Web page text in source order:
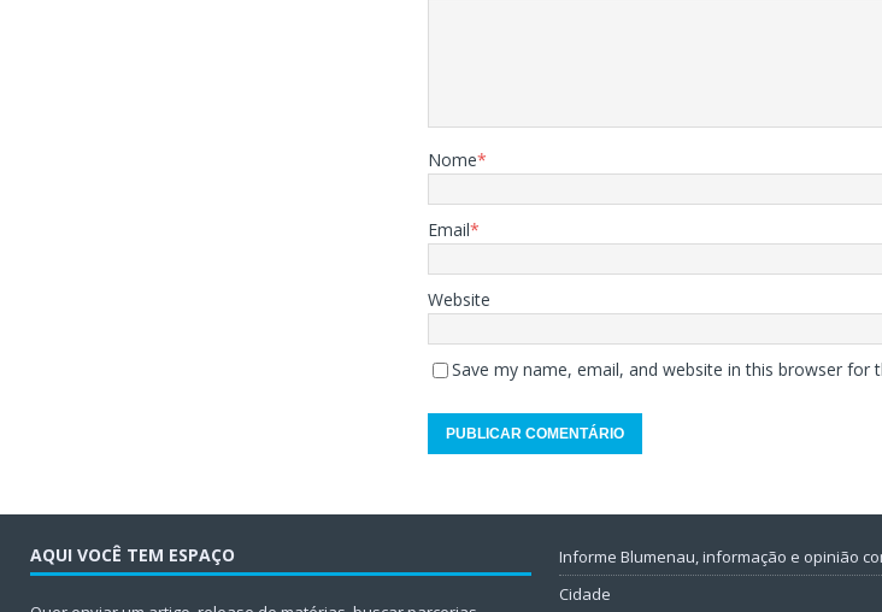
Nome*
Email*
Website
Save my name, email, and website in this browser for
AQUI VOCÊ TEM ESPAÇO
Informe Blumenau, informação e opinião
Cidade